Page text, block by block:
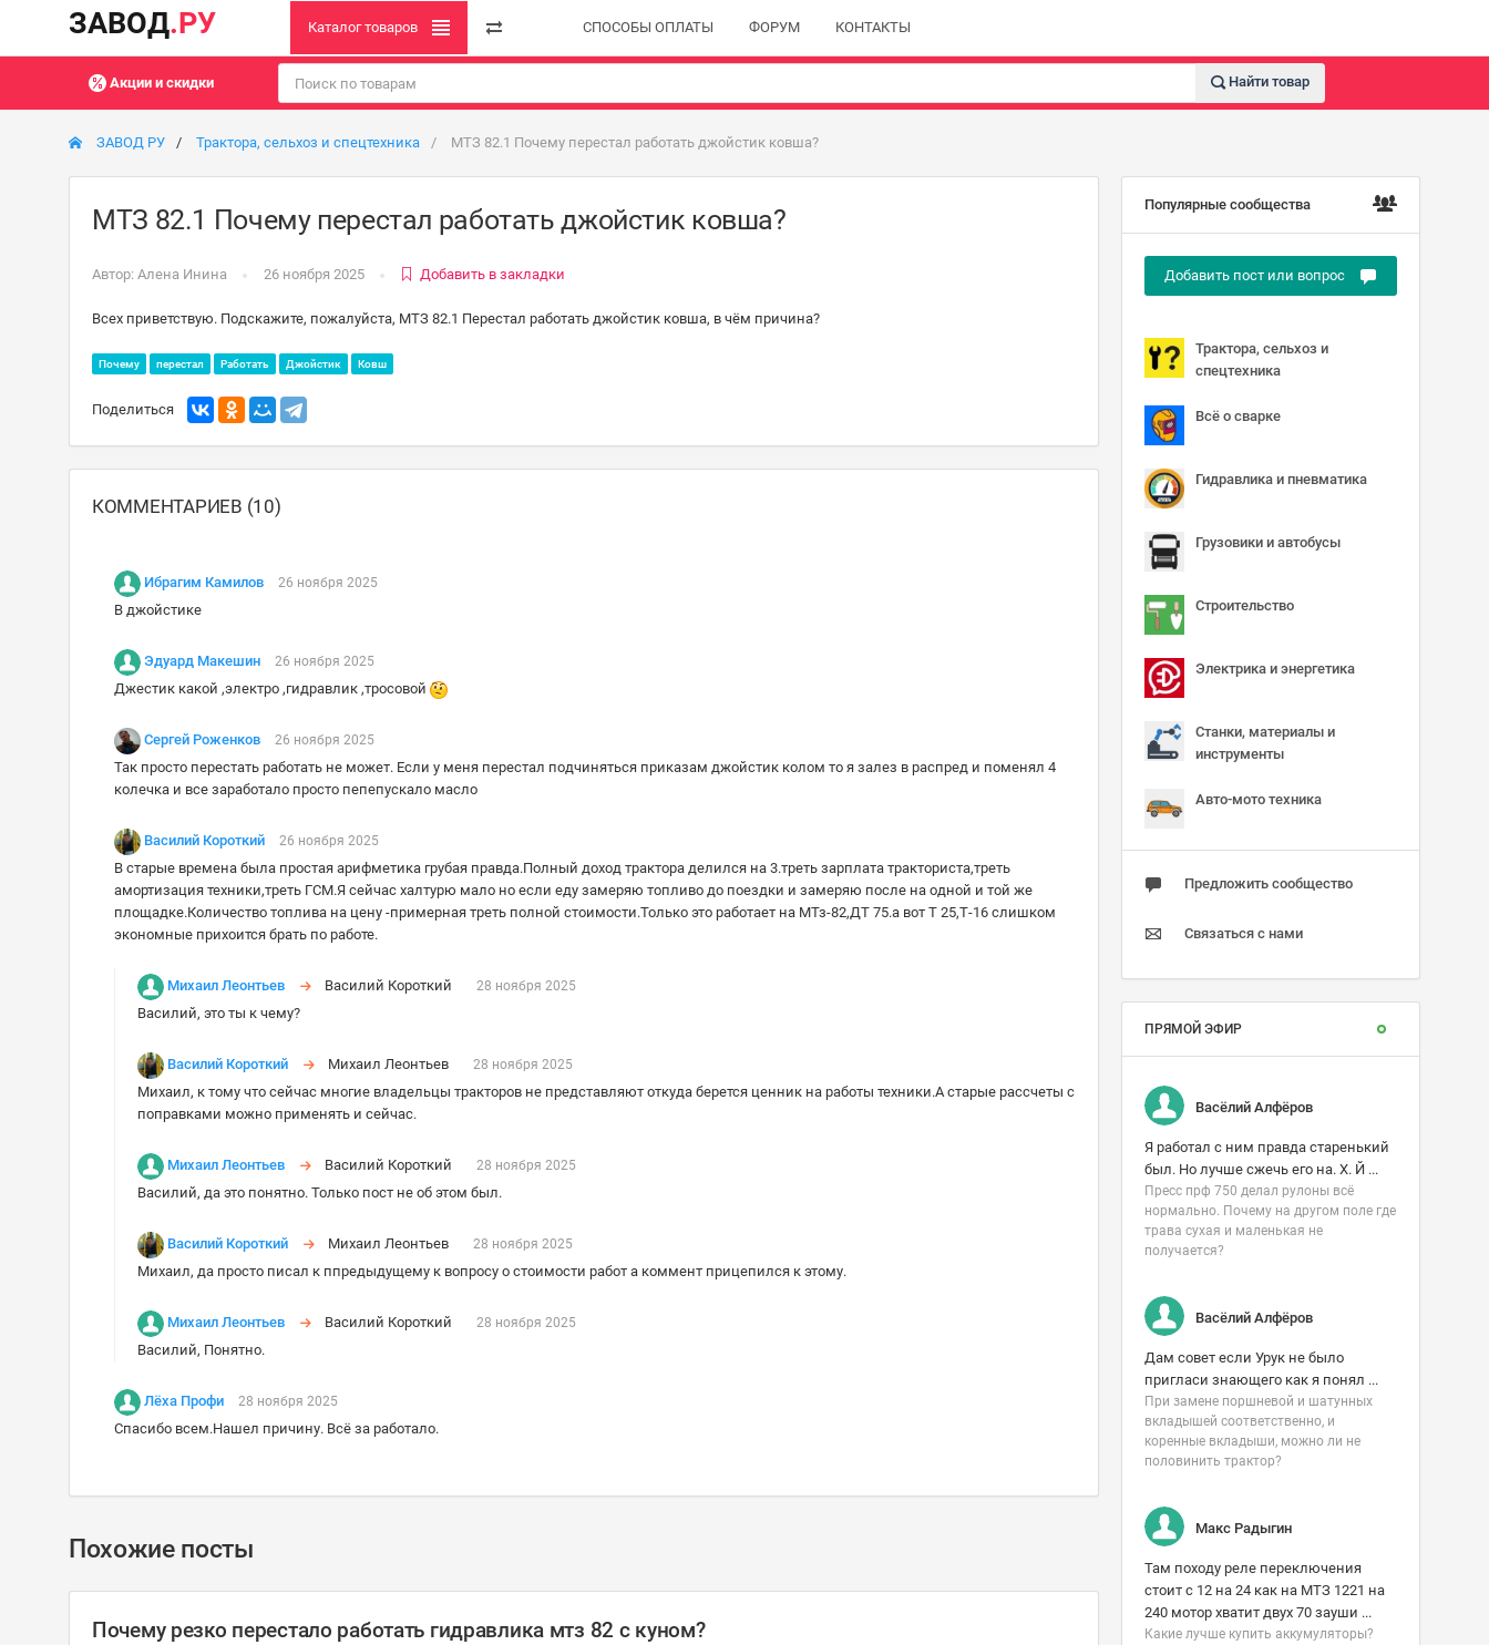
ЗАВОД.РУ Каталог товаров СПОСОБЫ ОПЛАТЫ ФОРУМ КОНТАКТЫ
Акции и скидки Найти товар
ЗАВОД РУ Трактора, сельхоз и спецтехника МТЗ 82.1 Почему перестал работать джойстик ковша?
МТЗ 82.1 Почему перестал работать джойстик ковша?
Автор: Алена Инина 26 ноября 2025 Добавить в закладки
Всех приветствую. Подскажите, пожалуйста, МТЗ 82.1 Перестал работать джойстик ковша, в чём причина?
Почему перестал Работать Джойстик Ковш
Поделиться
КОММЕНТАРИЕВ (10)
Ибрагим Камилов 26 ноября 2025
В джойстике
Эдуард Макешин 26 ноября 2025
Джестик какой ,электро ,гидравлик ,тросовой
Сергей Роженков 26 ноября 2025
Так просто перестать работать не может. Если у меня перестал подчиняться приказам джойстик колом то я залез в распред и поменял 4
колечка и все заработало просто пепепускало масло
Василий Короткий 26 ноября 2025
В старые времена была простая арифметика грубая правда.Полный доход трактора делился на 3.треть зарплата тракториста,треть
амортизация техники,треть ГСМ.Я сейчас халтурю мало но если еду замеряю топливо до поездки и замеряю после на одной и той же
площадке.Количество топлива на цену -примерная треть полной стоимости.Только это работает на МТз-82,ДТ 75.а вот Т 25,Т-16 слишком
экономные прихоится брать по работе.
Михаил Леонтьев Василий Короткий 28 ноября 2025
Василий, это ты к чему?
Василий Короткий Михаил Леонтьев 28 ноября 2025
Михаил, к тому что сейчас многие владельцы тракторов не представляют откуда берется ценник на работы техники.А старые рассчеты с
поправками можно применять и сейчас.
Михаил Леонтьев Василий Короткий 28 ноября 2025
Василий, да это понятно. Только пост не об этом был.
Василий Короткий Михаил Леонтьев 28 ноября 2025
Михаил, да просто писал к ппредыдущему к вопросу о стоимости работ а коммент прицепился к этому.
Михаил Леонтьев Василий Короткий 28 ноября 2025
Василий, Понятно.
Лёха Профи 28 ноября 2025
Спасибо всем.Нашел причину. Всё за работало.
Похожие посты
Почему резко перестало работать гидравлика мтз 82 с куном?
Популярные сообщества
Добавить пост или вопрос
Трактора, сельхоз и
спецтехника
Всё о сварке
Гидравлика и пневматика
Грузовики и автобусы
Строительство
Электрика и энергетика
Станки, материалы и
инструменты
Авто-мото техника
Предложить сообщество
Связаться с нами
ПРЯМОЙ ЭФИР
Васёлий Алфёров
Я работал с ним правда старенький
был. Но лучше сжечь его на. Х. Й ...
Пресс прф 750 делал рулоны всë
нормально. Почему на другом поле где
трава сухая и маленькая не
получается?
Васёлий Алфёров
Дам совет если Урук не было
пригласи знающего как я понял ...
При замене поршневой и шатунных
вкладышей соответственно, и
коренные вкладыши, можно ли не
половинить трактор?
Макс Радыгин
Там походу реле переключения
стоит с 12 на 24 как на МТЗ 1221 на
240 мотор хватит двух 70 зауши ...
Какие лучше купить аккумуляторы?